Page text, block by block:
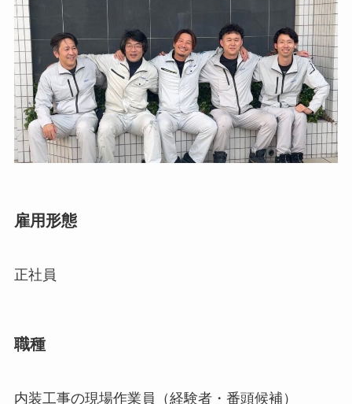
雇用形態
正社員
職種
内装工事の現場作業員（経験者・番頭候補）